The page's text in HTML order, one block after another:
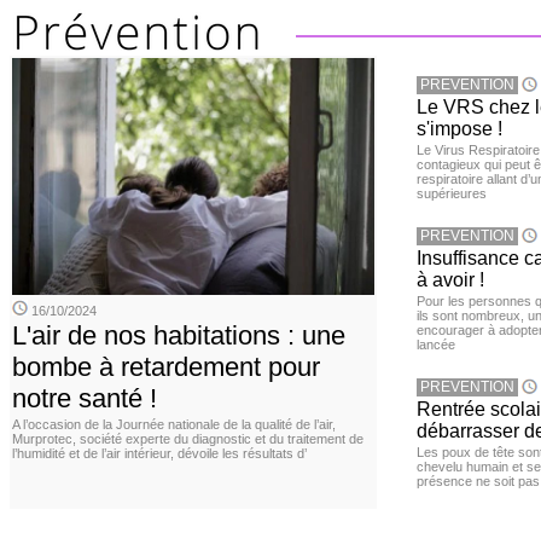
16/10/2024
L'air de nos habitations : une
bombe à retardement pour
notre santé !
A l’occasion de la Journée nationale de la qualité de l’air,
Murprotec, société experte du diagnostic et du traitement de
l’humidité et de l’air intérieur, dévoile les résultats d’
PREVENTION
Le VRS chez
s'impose !
Le Virus
contagieux qui peut
respiratoire allant
supérieures
PREVENTION
Insuffisance
à avoir !
Pour les personnes
ils sont nombreux,
encourager à
lancée
PREVENTION
Rentrée
débarrasser
Les poux de tête
chevelu humain et
présence ne soit